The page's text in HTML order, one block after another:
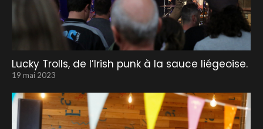
Lucky Trolls, de l’Irish punk à la sauce liégeoise.
19 mai 2023